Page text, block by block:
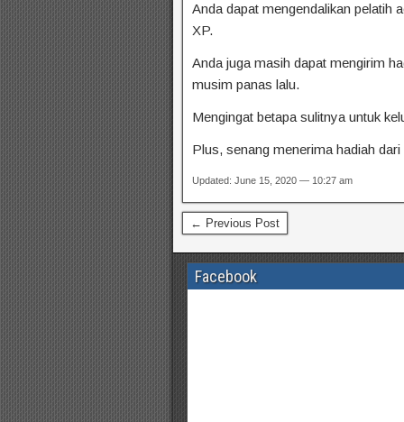
Anda dapat mengendalikan pelatih
XP.
Anda juga masih dapat mengirim
musim panas lalu.
Mengingat betapa sulitnya untuk
Plus, senang menerima hadiah
Updated: June 15, 2020 — 10:27 am
← Previous Post
Facebook